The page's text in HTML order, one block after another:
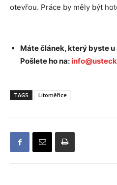
otevřou. Práce by měly být
Máte článek, který byste
Pošlete ho na:
TAGS Litoměřice